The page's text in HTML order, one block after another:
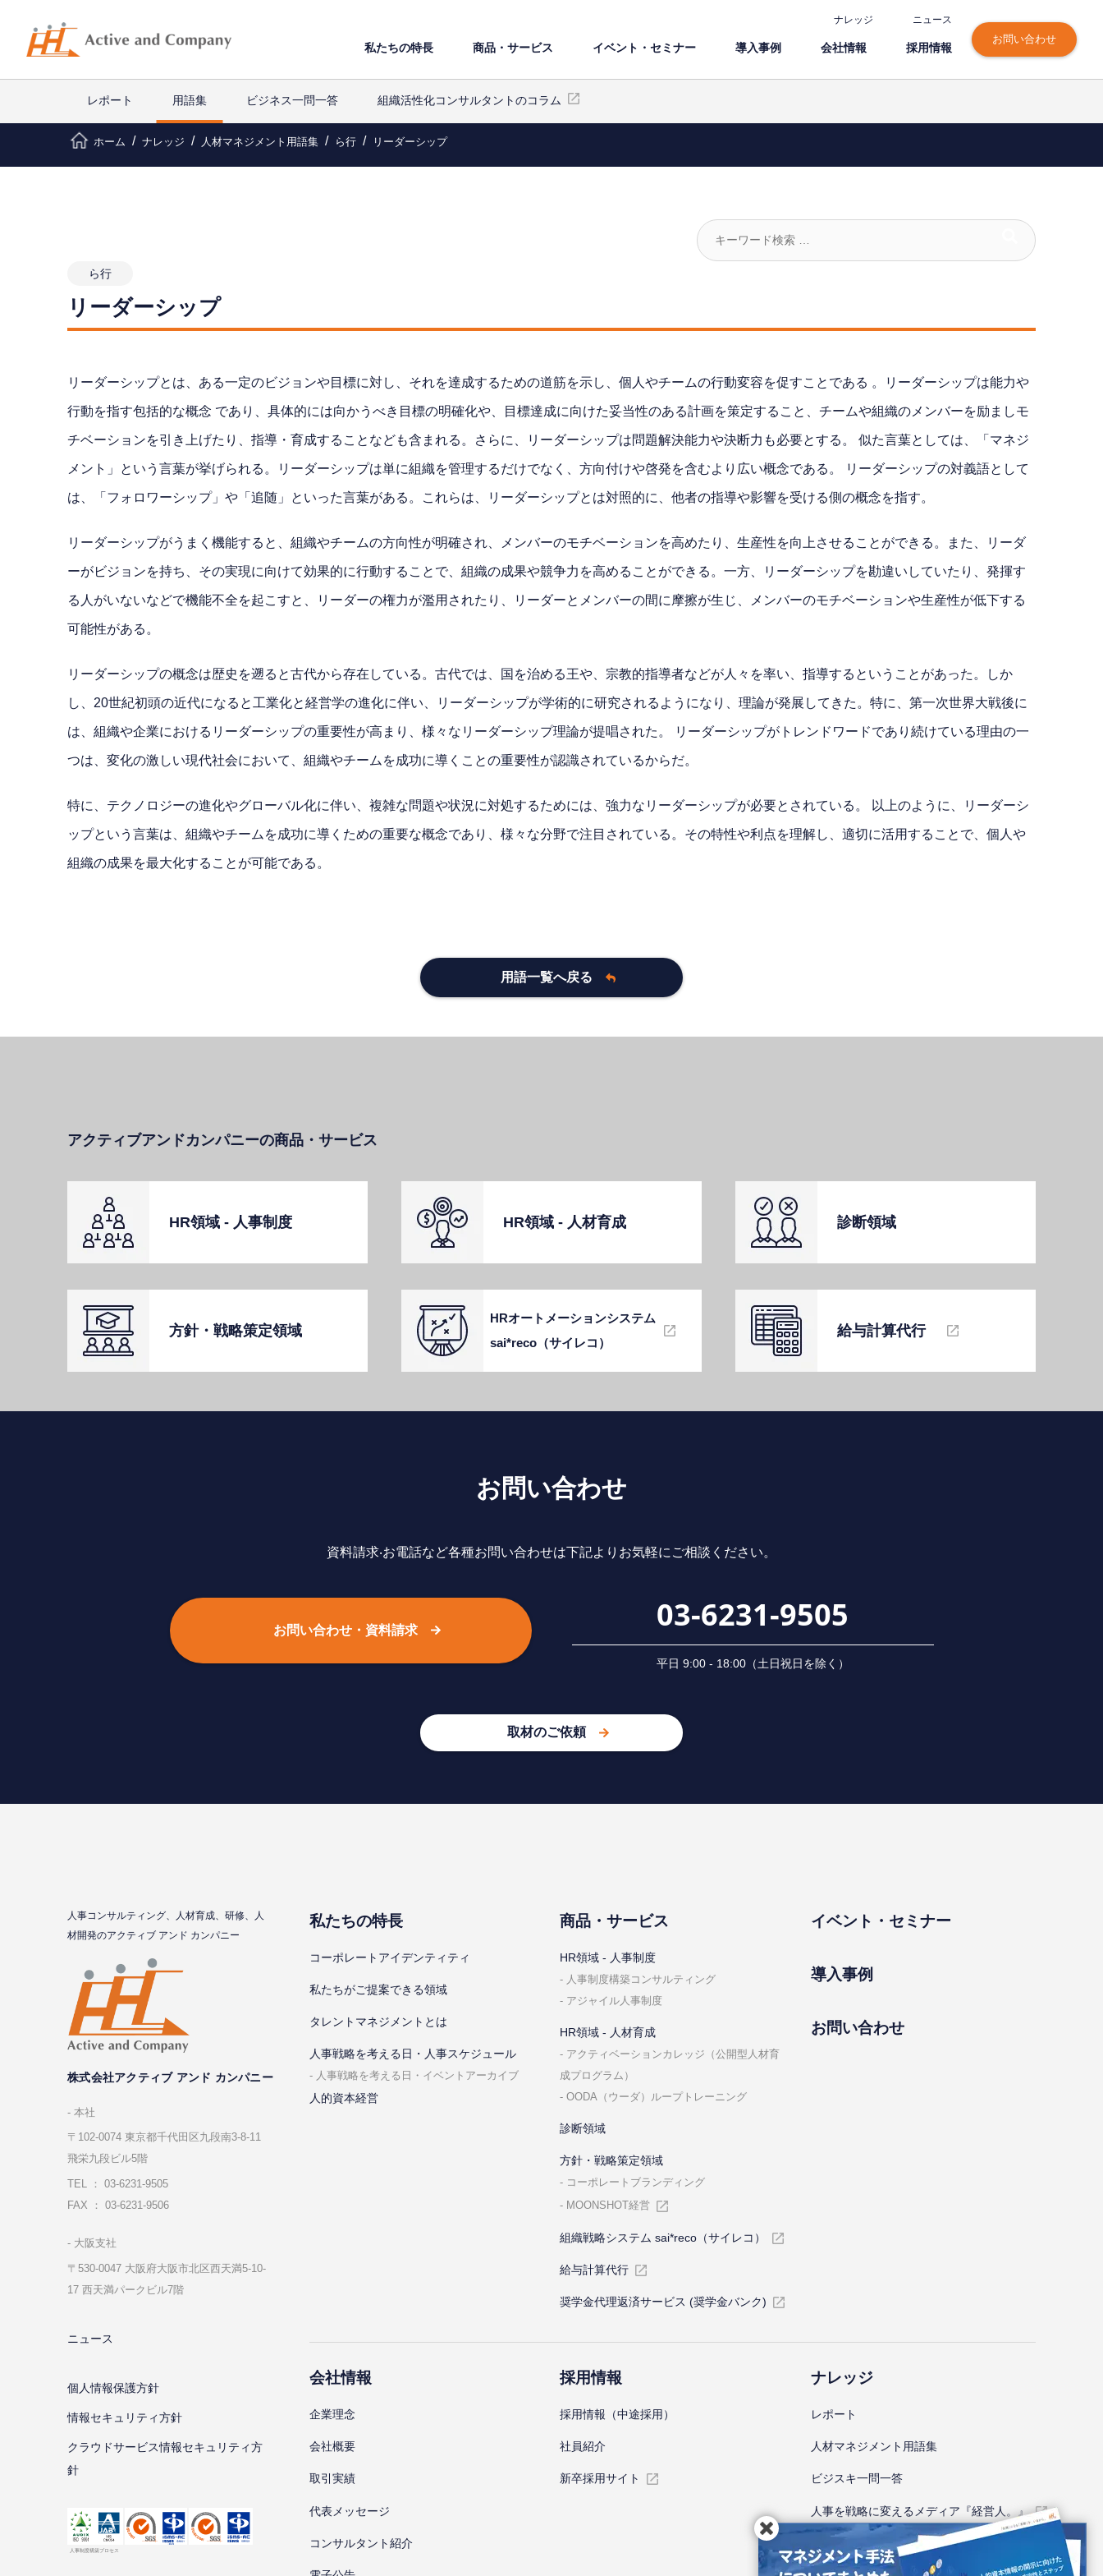
ナレッジ ニュース
私たちの特⻑ 商品・サービス イベント・セミナー 導⼊事例 会社情報 採⽤情報
お問い合わせ
レポート 用語集 ビジネス一問一答 組織活性化コンサルタントのコラム
ホーム ナレッジ 人材マネジメント用語集 ら行 リーダーシップ
ら行
リーダーシップ
リーダーシップとは、ある一定のビジョンや目標に対し、それを達成するための道筋を示し、個人やチームの行動変容を促すことである 。リーダーシップは能力や
行動を指す包括的な概念 であり、具体的には向かうべき目標の明確化や、目標達成に向けた妥当性のある計画を策定すること、チームや組織のメンバーを励ましモ
チベーションを引き上げたり、指導・育成することなども含まれる。さらに、リーダーシップは問題解決能力や決断力も必要とする。 似た言葉としては、「マネジ
メント」という言葉が挙げられる。リーダーシップは単に組織を管理するだけでなく、方向付けや啓発を含むより広い概念である。 リーダーシップの対義語として
は、「フォロワーシップ」や「追随」といった言葉がある。これらは、リーダーシップとは対照的に、他者の指導や影響を受ける側の概念を指す。
リーダーシップがうまく機能すると、組織やチームの方向性が明確され、メンバーのモチベーションを高めたり、生産性を向上させることができる。また、リーダ
ーがビジョンを持ち、その実現に向けて効果的に行動することで、組織の成果や競争力を高めることができる。一方、リーダーシップを勘違いしていたり、発揮す
る人がいないなどで機能不全を起こすと、リーダーの権力が濫用されたり、リーダーとメンバーの間に摩擦が生じ、メンバーのモチベーションや生産性が低下する
可能性がある。
リーダーシップの概念は歴史を遡ると古代から存在している。古代では、国を治める王や、宗教的指導者などが人々を率い、指導するということがあった。しか
し、20世紀初頭の近代になると工業化と経営学の進化に伴い、リーダーシップが学術的に研究されるようになり、理論が発展してきた。特に、第一次世界大戦後に
は、組織や企業におけるリーダーシップの重要性が高まり、様々なリーダーシップ理論が提唱された。 リーダーシップがトレンドワードであり続けている理由の一
つは、変化の激しい現代社会において、組織やチームを成功に導くことの重要性が認識されているからだ。
特に、テクノロジーの進化やグローバル化に伴い、複雑な問題や状況に対処するためには、強力なリーダーシップが必要とされている。 以上のように、リーダーシ
ップという言葉は、組織やチームを成功に導くための重要な概念であり、様々な分野で注目されている。その特性や利点を理解し、適切に活用することで、個人や
組織の成果を最大化することが可能である。
用語一覧へ戻る
アクティブアンドカンパニーの商品・サービス
HR領域 - ⼈事制度 HR領域 - ⼈材育成 診断領域
⽅針・戦略策定領域
HRオートメーションシステム
sai*reco（サイレコ）
給与計算代⾏
お問い合わせ
資料請求‧お電話など各種お問い合わせは下記よりお気軽にご相談ください。
お問い合わせ・資料請求 03-6231-9505
平⽇ 9:00 - 18:00（⼟⽇祝⽇を除く）
取材のご依頼
⼈事コンサルティング、⼈材育成、研修、⼈
材開発のアクティブ アンド カンパニー
株式会社アクティブ アンド カンパニー
本社
〒102-0074 東京都千代⽥区九段南3-8-11
飛栄九段ビル5階
TEL ： 03-6231-9505
FAX ： 03-6231-9506
⼤阪⽀社
〒530-0047 ⼤阪府⼤阪市北区⻄天満5-10-
17 ⻄天満パークビル7階
ニュース
個⼈情報保護⽅針
情報セキュリティ⽅針
クラウドサービス情報セキュリティ方
針
私たちの特⻑
コーポレートアイデンティティ
私たちがご提案できる領域
タレントマネジメントとは
⼈事戦略を考える⽇・⼈事スケジュール
⼈事戦略を考える⽇・イベントアーカイブ
人的資本経営
商品・サービス
HR領域 - ⼈事制度
⼈事制度構築コンサルティング
アジャイル⼈事制度
HR領域 - ⼈材育成
アクティベーションカレッジ（公開型⼈材育
成プログラム）
OODA（ウーダ）ループトレーニング
診断領域
⽅針・戦略策定領域
コーポレートブランディング
MOONSHOT経営
組織戦略システム sai*reco（サイレコ）
給与計算代⾏
奨学金代理返済サービス (奨学金バンク)
イベント・セミナー
導⼊事例
お問い合わせ
会社情報
企業理念
会社概要
取引実績
代表メッセージ
コンサルタント紹介
採⽤情報
採⽤情報（中途採⽤）
社員紹介
新卒採⽤サイト
ナレッジ
レポート
⼈材マネジメント⽤語集
ビジスキ⼀問⼀答
人事を戦略に変えるメディア『経営人。』